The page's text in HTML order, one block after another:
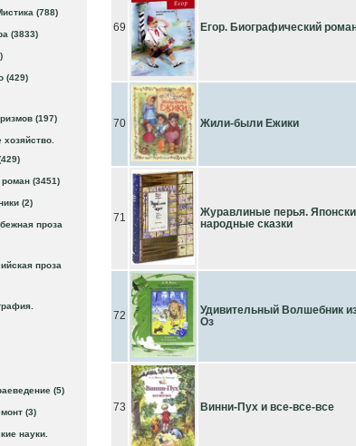
(788)
(3833)
(429)
(197)
(3451)
(2)
проза
проза
(5)
(3)
науки.
69 Егор. Биографический
70 Жили-были Ежики
71
Журавлиные перья.
народные сказки
72
Удивительный Волшебник
Оз
73 Винни-Пух и все-все-все